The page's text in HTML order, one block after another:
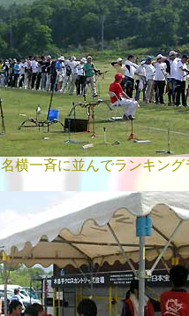
並んでランキングラウ